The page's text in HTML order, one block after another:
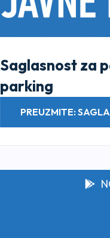
Saglasnost za
parking
PREUZMITE: